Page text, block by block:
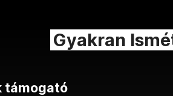
Gyakran
támogató